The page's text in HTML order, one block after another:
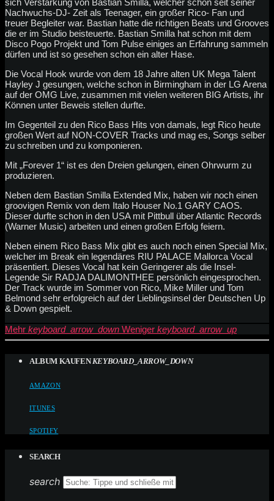
Nachwuchs-DJ- Zeit als Teenager, ein großer Rico- Fan und
treuer Begleiter war. Bastian hatte die richtigen Beats und Grooves
die er im Studio beisteuerte. Bastian Smilla hat schon mit dem
Disco Pogo Projekt und Tom Pulse einiges an Erfahrung sammeln
dürfen und ist so gesehen schon ein alter Hase.
Die Vocal Hook wurde von dem 18 Jahre alten UK Mega Talent
Hayley J gesungen, welche schon in Birmingham in der LG Arena
auf der OMG Live, zusammen mit vielen weiteren BIG Artists, ihr
Können unter Beweis stellen durfte.
Im Gegenteil zu den Rico Bass Hits von damals, legt Rico heute
großen Wert auf NON-COVER Tracks und mag es, Songs selber
zu schreiben und zu komponieren.
Mit „Forever 1“ ist es den Dreien gelungen, einen Ohrwurm zu
produzieren.
Neben dem Bastian Smilla Extended Mix, haben wir noch einen
groovigen Remix von dem Italo Houser No.1 GARY CAOS.
Dieser durfte schon in den USA mit Pittbull über Atlantic Records
(Warner Music) arbeiten und einen großen Erfolg feiern.
Neben einem Rico Bass Mix gibt es auch noch einen Special Mix,
welcher im Break ein legendäres RIU PALACE Mallorca Vocal
präsentiert. Dieses Vocal hat kein Geringerer als die Insel-
Legende Sir RADJA DALIMONTHEE persönlich eingesprochen.
Der Track wurde im Sommer von Rico, Mike Miller und Tom
Belmond sehr erfolgreich auf der Lieblingsinsel der Deutschen Up
& Down gespielt.
Mehr keyboard_arrow_down Weniger keyboard_arrow_up
ALBUM KAUFEN KEYBOARD_ARROW_DOWN
AMAZON
ITUNES
SPOTIFY
SEARCH
search